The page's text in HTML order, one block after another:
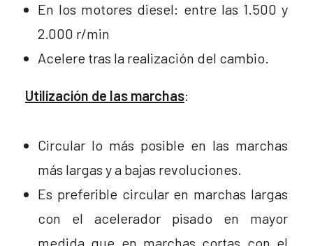
En los motores diesel: entre las 1.500 y
2.000 r/min
Acelere tras la realización del cambio.
Utilización de las marchas:
Circular lo más posible en las marchas
más largas y a bajas revoluciones.
Es preferible circular en marchas largas
con el acelerador pisado en mayor
medida que en marchas cortas con el